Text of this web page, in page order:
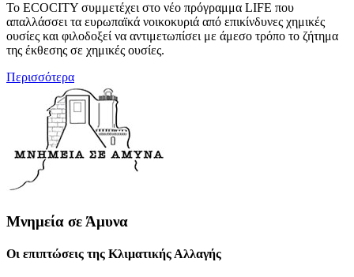
To ECOCITY συμμετέχει στο νέο πρόγραμμα LIFE που
απαλλάσσει τα ευρωπαϊκά νοικοκυριά από επικίνδυνες χημικές
ουσίες και φιλοδοξεί να αντιμετωπίσει με άμεσο τρόπο το ζήτημα
της έκθεσης σε χημικές ουσίες.
Περισσότερα
Μνημεία σε Άμυνα
Οι επιπτώσεις της Κλιματικής Αλλαγής